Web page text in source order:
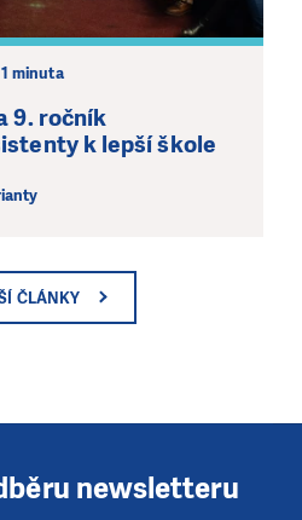
minuta
9. ročník
k lepší škole
ČLÁNKY
newsletteru